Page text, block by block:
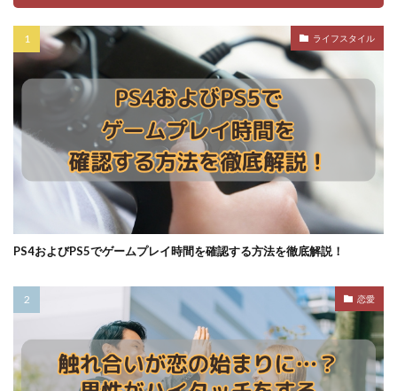
ライフスタイル
PS4およびPS5でゲームプレイ時間を確認する方法を徹底解説！
恋愛